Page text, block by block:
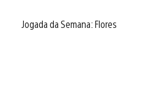
Jogada da Semana: Flores